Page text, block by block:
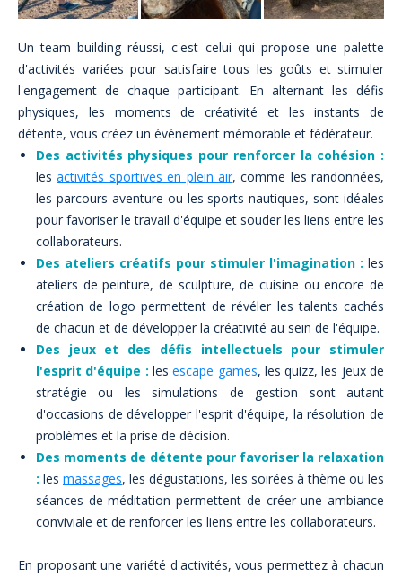
Un team building réussi, c'est celui qui propose une palette
d'activités variées pour satisfaire tous les goûts et stimuler
l'engagement de chaque participant. En alternant les défis
physiques, les moments de créativité et les instants de
détente, vous créez un événement mémorable et fédérateur.
Des activités physiques pour renforcer la cohésion :
lesactivités sportives en plein air, comme les randonnées,
les parcours aventure ou les sports nautiques, sont idéales
pour favoriser le travail d'équipe et souder les liens entre les
collaborateurs.
Des ateliers créatifs pour stimuler l'imagination : les
ateliers de peinture, de sculpture, de cuisine ou encore de
création de logo permettent de révéler les talents cachés
de chacun et de développer la créativité au sein de l'équipe.
Des jeux et des défis intellectuels pour stimuler
l'esprit d'équipe : lesescape games, les quizz, les jeux de
stratégie ou les simulations de gestion sont autant
d'occasions de développer l'esprit d'équipe, la résolution de
problèmes et la prise de décision.
Des moments de détente pour favoriser la relaxation
: les massages, les dégustations, les soirées à thème ou les
séances de méditation permettent de créer une ambiance
conviviale et de renforcer les liens entre les collaborateurs.
En proposant une variété d'activités, vous permettez à chacun